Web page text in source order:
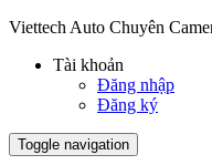
Viettech Auto Chuyên
Tài khoản
Đăng nhập
Đăng ký
Toggle navigation